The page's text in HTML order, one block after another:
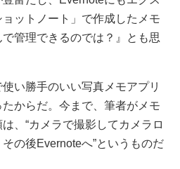
ットノート」で作成したメモ
管理できるのでは？』とも思
い勝手のいい写真メモアプリ
からだ。今まで、筆者がメモ
、“カメラで撮影してカメラロ
の後Evernoteへ”というものだ